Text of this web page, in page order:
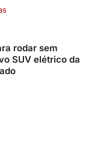
rodar sem
SUV elétrico da